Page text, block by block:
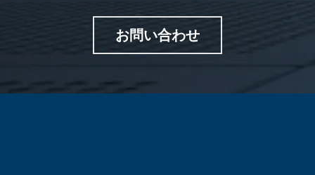
お問い合わせ